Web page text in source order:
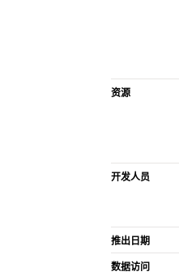
资源
开发人员
推出日期
数据访问